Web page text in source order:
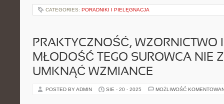
CATEGORIES: PORADNIKI I PIELĘGNACJA
PRAKTYCZNOŚĆ, WZORNICTWO
MŁODOŚĆ TEGO SUROWCA NIE
UMKNĄĆ WZMIANCE
POSTED BY ADMIN SIE - 20 - 2025 MOŻLIWOŚĆ